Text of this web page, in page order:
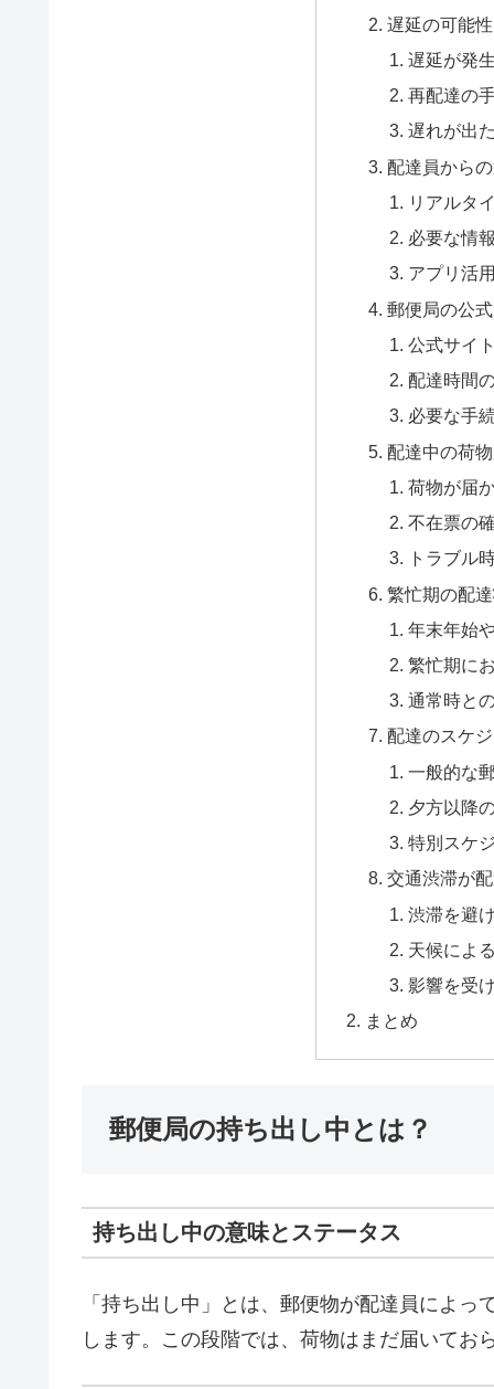
遅延の可能
遅延が発
再配達の
遅れが出
配達員から
リアルタ
必要な情
アプリ活
郵便局の公
公式サイ
配達時間
必要な手
配達中の荷
荷物が届
不在票の
トラブル
繁忙期の配
年末年始
繁忙期に
通常時と
配達のスケ
一般的な
夕方以降
特別スケ
交通渋滞が
渋滞を避
天候によ
影響を受
まとめ
郵便局の持ち出し中とは？
持ち出し中の意味とステータス
「持ち出し中」とは、郵便物が配達員によ
します。この段階では、荷物はまだ届いてお